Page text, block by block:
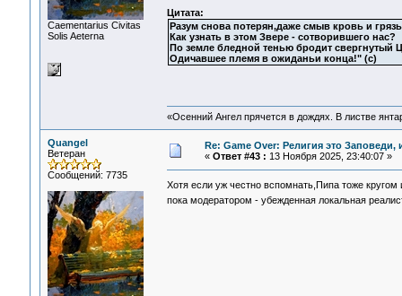
Сaementarius Civitas
Solis Aeterna
Цитата:
Разум снова потерян,даже смыв кровь и
Как узнать в этом Звере - сотворившего нас?
По земле бледной тенью бродит свергнутый
Одичавшее племя в ожиданьи конца!" (с)
«Осенний Ангел прячется в дождях. В листве
Quangel
Ветеран
Сообщений: 7735
Re: Game Over: Религия это Заповеди,
« Ответ #43 : 13 Ноября 2025, 23:40:07 »
Хотя если уж честно вспомнать,Пипа тоже
пока модератором - убежденная локальная